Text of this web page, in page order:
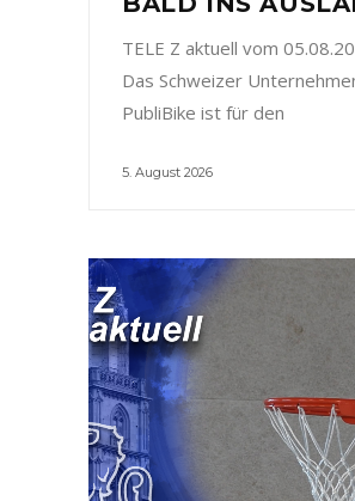
TELE Z aktuell vom
Das Schweizer
PubliBike ist für den
5. August 2026